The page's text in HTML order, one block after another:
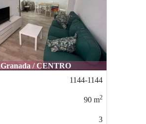
Granada / CENTRO
1144-1144
90 m2
3